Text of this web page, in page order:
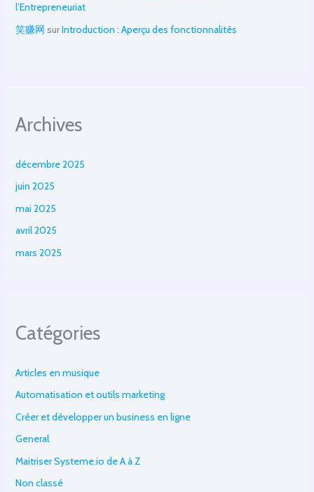
l’Entrepreneuriat
笑赚网 surIntroduction : Aperçu des fonctionnalités
Archives
décembre 2025
juin 2025
mai 2025
avril 2025
mars 2025
Catégories
Articles en musique
Automatisation et outils marketing
Créer et développer un business en ligne
General
Maitriser Systeme.io de A à Z
Non classé